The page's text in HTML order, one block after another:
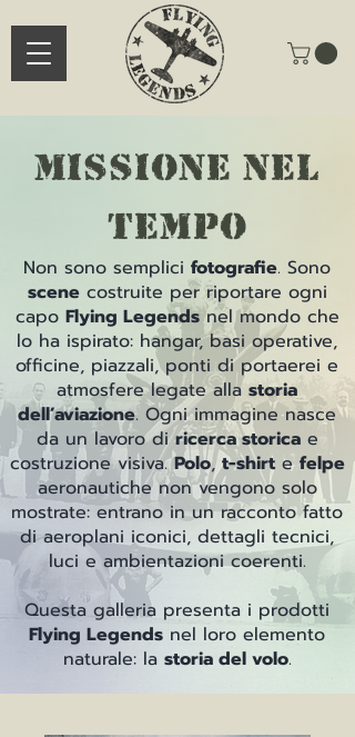
missione nel
tempo
Non sono semplici fotografie. Sono
scenecostruite per riportare ogni
capo Flying Legendsnel mondo che
lo ha ispirato: hangar, basi operative,
officine, piazzali, ponti di portaerei e
atmosfere legate alla storia
dell’aviazione. Ogni immagine nasce
da un lavoro diricerca storicae
costruzione visiva.Polo,t-shirte felpe
aeronautiche non vengono solo
mostrate: entrano in un racconto fatto
di aeroplani iconici, dettagli tecnici,
luci e ambientazioni coerenti.
Questa galleria presenta i prodotti
Flying Legends nel loro elemento
naturale: la storia del volo.